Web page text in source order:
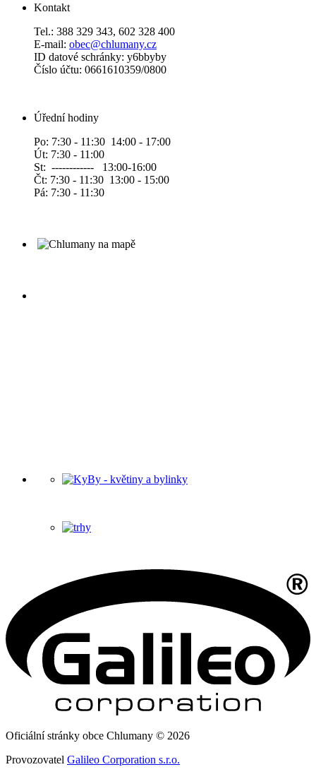
Kontakt
Tel.: 388 329 343, 602 328 400
E-mail: obec@chlumany.cz
ID datové schránky: y6bbyby
Číslo účtu: 0661610359/0800
Úřední hodiny
Po: 7:30 - 11:30 14:00 - 17:00
Út: 7:30 - 11:00
St: ------------ 13:00-16:00
Čt: 7:30 - 11:30 13:00 - 15:00
Pá: 7:30 - 11:30
Oficiální stránky obce Chlumany © 2026
Provozovatel Galileo Corporation s.r.o.